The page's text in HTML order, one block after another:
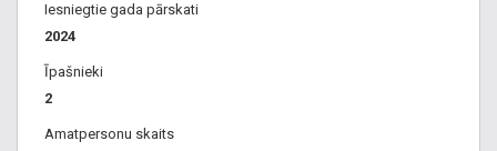
Iesniegtie gada pārskati
2024
Īpašnieki
2
Amatpersonu skaits